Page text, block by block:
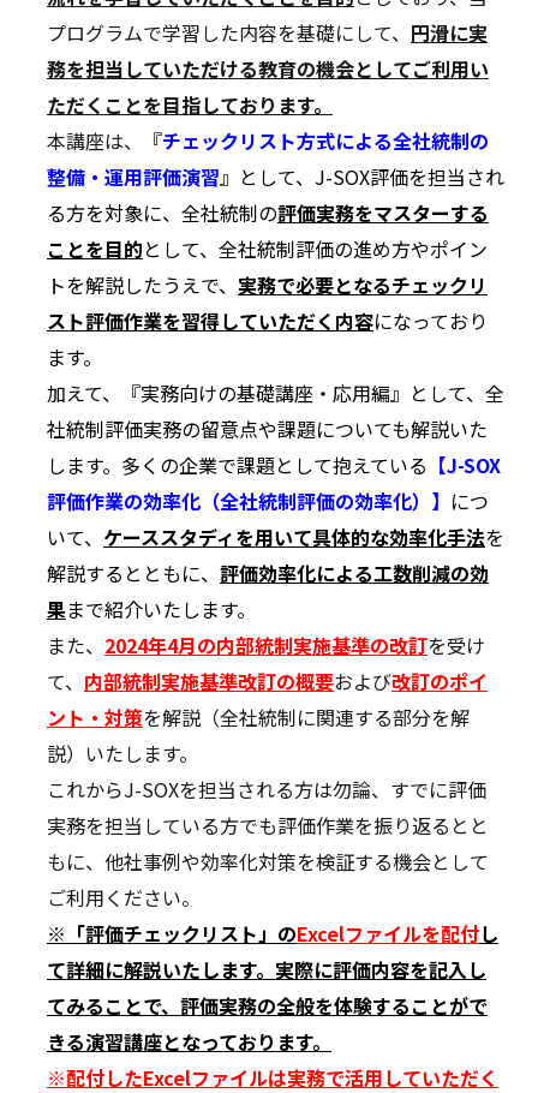
プログラムで学習した内容を基礎にして、 円滑に実
務を担当していただける教育の機会としてご利用い
ただくことを目指しております。
本講座は、
『チェックリスト方式による全社統制の
整備・運用評価演習』として、J-SOX評価を担当され
る方を対象に、全社統制の評価実務をマスターする
ことを目的として、全社統制評価の進め方やポイン
トを解説したうえで、 実務で必要となるチェックリ
スト評価作業を習得していただく内容になっており
ます。
加えて、『実務向けの基礎講座・応用編』として、全
社統制評価実務の留意点や課題についても解説いた
します。多くの企業で課題として抱えている 【J-SOX
評価作業の効率化（全社統制評価の効率化）】 につ
いて、 ケーススタディを用いて具体的な効率化手法を
解説するとともに、 評価効率化による工数削減の効
果まで紹介いたします。
また、 2024年4月の内部統制実施基準の改訂を受け
て、 内部統制実施基準改訂の概要および改訂のポイ
ント・対策を解説（全社統制に関連する部分を解
説）いたします。
これからJ-SOXを担当される方は勿論、すでに評価
実務を担当している方でも評価作業を振り返るとと
もに、他社事例や効率化対策を検証する機会として
ご利用ください。
※「評価チェックリスト」のExcelファイルを配付し
て詳細に解説いたします。実際に評価内容を記入し
てみることで、評価実務の全般を体験することがで
きる演習講座となっております。
※配付したExcelファイルは実務で活用していただく